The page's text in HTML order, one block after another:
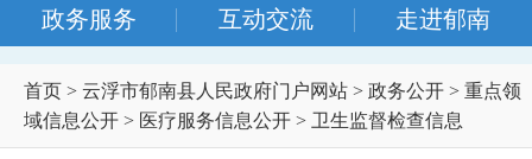
政务服务 互动交流 走进郁南
首页 > 云浮市郁南县人民政府门户网站 > 政务公开 > 重点领
域信息公开 > 医疗服务信息公开 > 卫生监督检查信息